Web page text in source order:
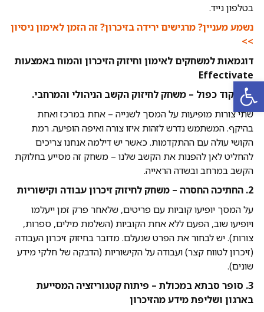
בטלפון נייד.
נשמע מעניין? מרגישים ירידה בזיכרון? זה הזמן לאימון ניסיון
>>
דוגמאות למשחקים לאימון וחיזוק הזיכרון והמוח באמצעות
Effectivate
1. מיקוד כפול – משחק לחיזוק הקשב הניהולי והמרחבי.
שתי צורות מופיעות על המסך לשנייה – אחת במרכז ואחת
בהיקף. המשתמש נדרש לזהות איזו צורה ואיפה הופיעה. רמת
הקושי עולה עם ההתקדמות. כאשר יש דילמה אנחנו צריכים
להחליט לאן להפנות את הקשב שלנו – משחק זה מסייע בחלוקת
הקשב במרחב ובשדה הראייה.
2. החתיכה החסרה – משחק לחיזוק זיכרון עבודה וקישוריות
על המסך יופיעו קוביות עם פריטים, שלאחר פרק זמן ייעלמו
ויופיעו שוב, הפעם ללא אחת הקוביות (השלמת מילים, ספרות,
צורות). יש לבחור את הפרט שנעלם. מדובר בחיזוק זיכרון העבודה
(זיכרון לטווח קצר) ועבודה על הקישוריות (הדבקה של חלקי מידע
שונים).
3. סופר סבתא במכולת – פיתוח קטגוריזציה המסייעת
בארגון ושליפת מידע מהזיכרון
פתח סרגל נגישות